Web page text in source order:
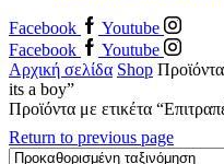
Facebook
Youtube
Facebook
Youtube
Αρχική σελίδα Shop
its a boy”
Προϊόντα με ετικέτα
Return to previous page